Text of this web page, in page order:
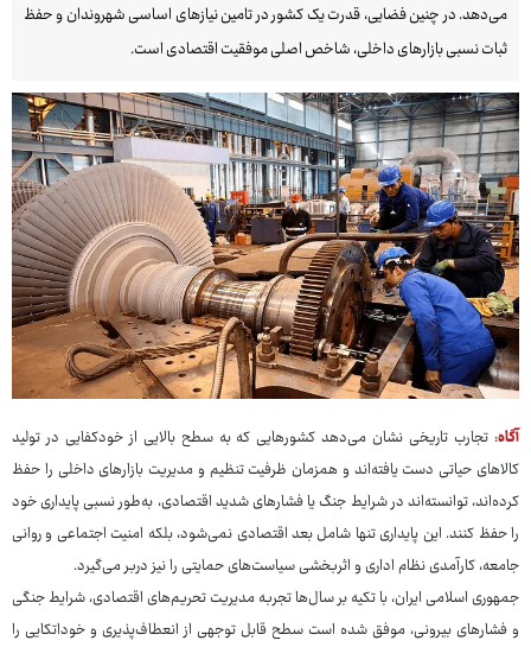
می‌دهد. در چنین فضایی، قدرت یک کشور در تامین نیازهای اساسی شهروندان و حفظ
ثبات نسبی بازارهای داخلی، شاخص اصلی موفقیت اقتصادی است.
آگاه: تجارب تاریخی نشان می‌دهد کشورهایی که به سطح بالایی از خودکفایی در تولید
کالاهای حیاتی دست یافته‌اند و همزمان ظرفیت تنظیم و مدیریت بازارهای داخلی را حفظ
کرده‌اند، توانسته‌اند در شرایط جنگ یا فشارهای شدید اقتصادی، به‌طور نسبی پایداری خود
را حفظ کنند. این پایداری تنها شامل بعد اقتصادی نمی‌شود، بلکه امنیت اجتماعی و روانی
جامعه، کارآمدی نظام اداری و اثربخشی سیاست‌های حمایتی را نیز دربر می‌گیرد.
جمهوری اسلامی ایران، با تکیه بر سال‌ها تجربه مدیریت تحریم‌های اقتصادی، شرایط جنگی
و فشارهای بیرونی، موفق شده است سطح قابل ‌توجهی از انعطاف‌پذیری و خوداتکایی را